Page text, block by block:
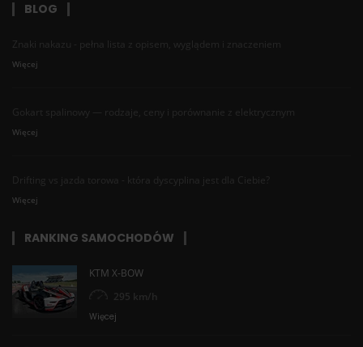
BLOG
Znaki nakazu - pełna lista z opisem, wyglądem i znaczeniem
Więcej
Gokart spalinowy — rodzaje, ceny i porównanie z elektrycznym
Więcej
Drifting vs jazda torowa - która dyscyplina jest dla Ciebie?
Więcej
RANKING SAMOCHODÓW
KTM X-BOW
295 km/h
Więcej